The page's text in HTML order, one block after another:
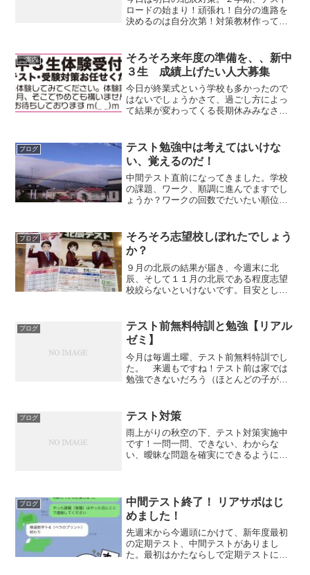
ロードの始まり！頑張れ！自分の進路を
決めるのは自分次第！対策教材作って、
策教材、これがいいんですよね〜これや
るとどんどん偏差値上がっ...
ご案内
そろそろ来年度の準備を、、新中
３生 成績上げたい人大募集
今日が終業式という学校も多かったので
はないでしょうかさて、過ごし方によっ
て結果が変わってくる長期休みみなさん
では大募集しています昨日ブログに書い
た無料冬季特訓をつかって...
ブログ
テスト勉強中は考えてはいけな
い、覚えるのだ！
中間テスト直前になってきました。学校
の課題、ワーク、順調に進んでますでし
ょうか？ワークの回数でだいたい順位が
きないよ〜〜と思っている方は、表題の
テスト勉強中は考えてはい...
ブログ
そろそろ志望校しぼれたでしょう
か？
９月の北辰の結果が届き、今週末に北
辰、そして１１月の北辰である程度志望
校絞らないといけないです。目安として
で、むずかしい問題（応用的な内容を含
む「学校選択問題」）となるの...
ブログ
テスト前無料特訓と勉強【リアル
ゼミ】
今月は毎週土曜、テスト前無料特訓でし
た。 来週もですね！テスト前は家では
勉強できないだろう（ほとんどの子がそ
の特訓です。ひとりひとり、どんどん問
題とかせ、まちがえたとこ...
ブログ テスト対策
雨上がりの秋空の下、テスト対策実施中
です！一問一問、できない、わからな
い、曖昧な問題を確実にできるようにし
ブログ
中間テスト終了！ リアサポはじ
めました！
先週末から今週頭にかけて、新年度最初
の定期テスト、中間テストがありまし
た。最初はかたならしで定期テストに慣